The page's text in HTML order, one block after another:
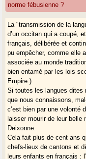
norme fébusienne ?
La "transmission de la
d’un occitan qui a coupé,
français, délibérée et
pu empêcher, comme elle
associée au monde
bien entamé par les lois
Empire.)
Si toutes les langues dites
que nous connaissons,
c’est bien par une volonté
laisser mourir de leur belle
Deixonne.
Cela fait plus de cent ans
chefs-lieux de cantons et
leurs enfants en français :